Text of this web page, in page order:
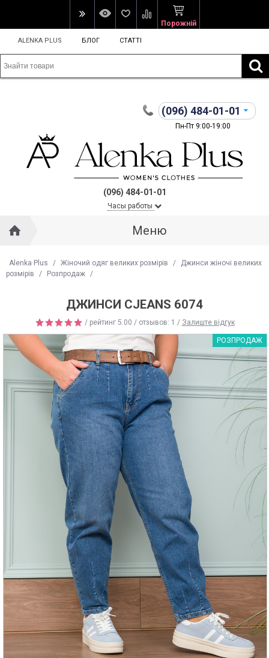
Порожній
ALENKA PLUS БЛОГ СТАТТІ
(096) 484-01-01
Пн-Пт 9:00-19:00
(096) 484-01-01
Часы работы
Меню
Alenka Plus / Жіночий одяг великих розмірів /
Джинси жіночі великих
розмірів
/ Розпродаж /
ДЖИНСИ CJEANS 6074
/ рейтинг 5.00 / отзывов: 1 / Залиште відгук
РОЗПРОДАЖ